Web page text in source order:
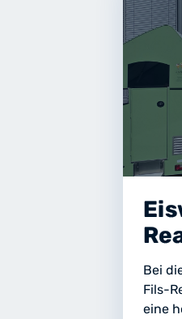
Bei
Fils-
eine